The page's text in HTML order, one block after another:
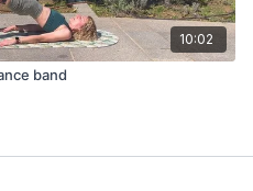
10:02
band